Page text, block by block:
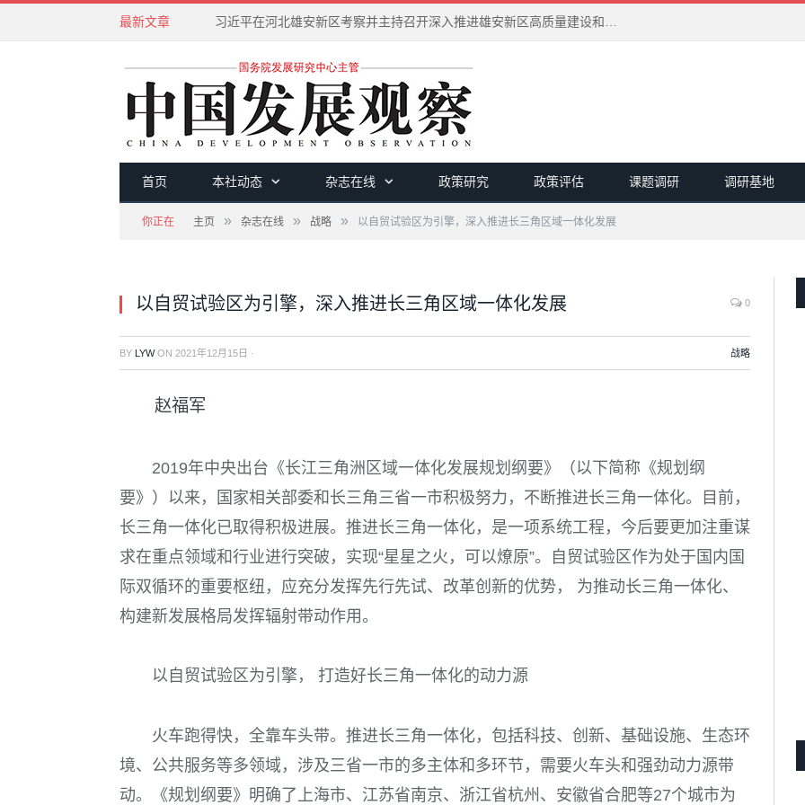
最新文章 习近平在河北雄安新区考察并主持召开深入推进雄安新区高质量建设和发展座谈会
首页 本社动态 杂志在线 政策研究 政策评估 课题调研 调研基地
你正在 主页 » 杂志在线 » 战略 » 以自贸试验区为引擎，深入推进长三角区域一体化发展
以自贸试验区为引擎，深入推进长三角区域一体化发展 0
BY LYWON 2021年12月15日 · 战略
赵福军
2019年中央出台《长江三角洲区域一体化发展规划纲要》（以下简称《规划纲
要》 ）以来，国家相关部委和长三角三省一市积极努力，不断推进长三角一体化。目前，
长三角一体化已取得积极进展。推进长三角一体化，是一项系统工程，今后要更加注重谋
求在重点领域和行业进行突破，实现“星星之火，可以燎原”。自贸试验区作为处于国内国
际双循环的重要枢纽，应充分发挥先行先试、改革创新的优势， 为推动长三角一体化、
构建新发展格局发挥辐射带动作用。
以自贸试验区为引擎， 打造好长三角一体化的动力源
火车跑得快，全靠车头带。推进长三角一体化，包括科技、创新、基础设施、生态环
境、公共服务等多领域，涉及三省一市的多主体和多环节，需要火车头和强劲动力源带
动。《规划纲要》明确了上海市、江苏省南京、浙江省杭州、安徽省合肥等27个城市为